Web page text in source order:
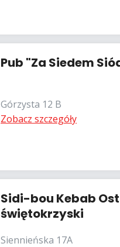
Pub "Za Siedem
Górzysta 12 B
Zobacz szczegóły
Sidi-bou Kebab
świętokrzyski
Siennieńska 17A